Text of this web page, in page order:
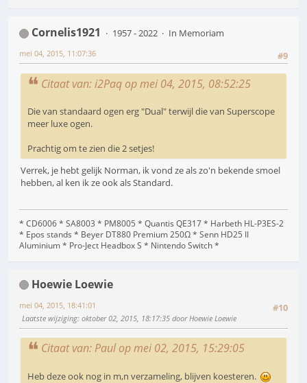
Cornelis1921 1957 - 2022
In Memoriam
#9
mei 04, 2015, 11:07:36
Citaat van: i2Paq op mei 04, 2015, 08:52:25
Die van standaard ogen erg "Dual" terwijl die van Superscope
meer luxe ogen.
Prachtig om te zien die 2 setjes!
Verrek, je hebt gelijk Norman, ik vond ze als zo'n bekende smoel
hebben, al ken ik ze ook als Standard.
* CD6006 * SA8003 * PM8005 * Quantis QE317 * Harbeth HL-P3ES-2
* Epos stands * Beyer DT880 Premium 250Ω * Senn HD25 II
Aluminium * Pro-Ject Headbox S * Nintendo Switch *
Hoewie Loewie
#10
mei 04, 2015, 18:41:01
Laatste wijziging: oktober 02, 2015, 18:17:35 door Hoewie Loewie
Citaat van: Paul op mei 02, 2015, 15:29:05
Heb deze ook nog in m,n verzameling, blijven koesteren.